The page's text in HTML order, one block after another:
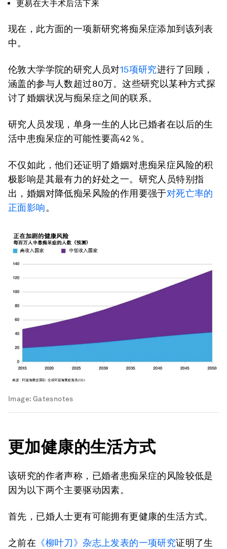
更易在大手术后活下来
现在，此方面的一项新研究将痴呆症添加到该列表
中。
伦敦大学学院的研究人员对15项研究进行了回顾，
涵盖的参与人数超过80万。这些研究以某种方式探
讨了婚姻状况与痴呆症之间的联系。
研究人员发现，单身一生的人比已婚者在以后的生
活中患痴呆症的可能性要高42％。
不仅如此，他们还证明了婚姻对患痴呆症风险的积
极影响是其最有力的好处之一。研究人员特别指
出，婚姻对降低痴呆风险的作用要强于对死亡率的
正面影响。
Image: Gatesnotes
更加健康的生活方式
该研究的作者声称，已婚者患痴呆症的风险较低是
因为以下两个主要驱动因素。
首先，已婚人士更有可能拥有更健康的生活方式。
之前在 《柳叶刀》杂志上发表的一项研究证明了生